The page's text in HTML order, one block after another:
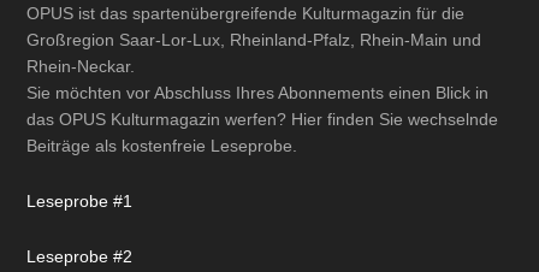
OPUS ist das spartenübergreifende Kulturmagazin für die
Großregion Saar-Lor-Lux, Rheinland-Pfalz, Rhein-Main und
Rhein-Neckar.
Sie möchten vor Abschluss Ihres Abonnements einen Blick in
das OPUS Kulturmagazin werfen? Hier finden Sie wechselnde
Beiträge als kostenfreie Leseprobe.
Leseprobe #1
Leseprobe #2